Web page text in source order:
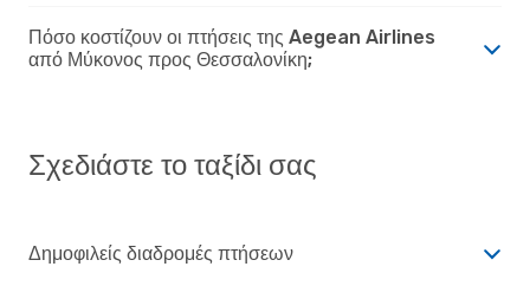
Πόσο κοστίζουν οι πτήσεις της Aegean Airlines
από Μύκονος προς Θεσσαλονίκη;
Σχεδιάστε το ταξίδι σας
Δημοφιλείς διαδρομές πτήσεων